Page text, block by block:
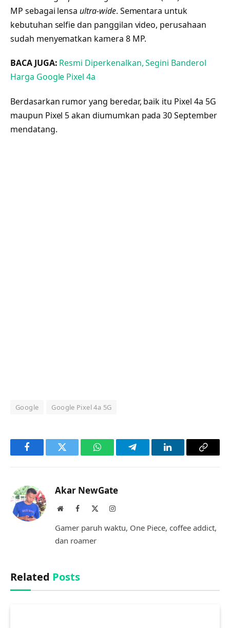
MP sebagai lensaultra-wide. Sementara untuk
kebutuhan selfie dan panggilan video, perusahaan
sudah menyematkan kamera 8 MP.
BACA JUGA: Resmi Diperkenalkan, Segini Banderol
Harga Google Pixel 4a
Berdasarkan rumor yang beredar, baik itu Pixel 4a 5G
maupun Pixel 5 akan diumumkan pada 30 September
mendatang.
Google Google Pixel 4a 5G
FacebookTwitter WhatsAppTelegramLinkedInCopy
Akar NewGate
WebsiteFacebook Instagram
Gamer paruh waktu, One Piece, coffee addict,
dan roamer
Related Posts